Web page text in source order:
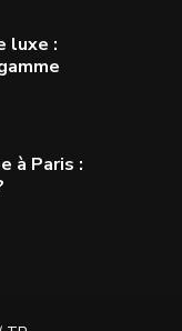
luxe :
à Paris :